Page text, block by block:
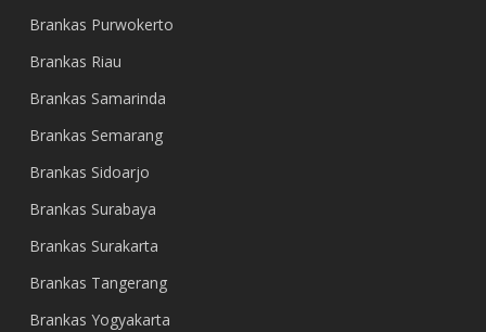
Brankas Purwokerto
Brankas Riau
Brankas Samarinda
Brankas Semarang
Brankas Sidoarjo
Brankas Surabaya
Brankas Surakarta
Brankas Tangerang
Brankas Yogyakarta